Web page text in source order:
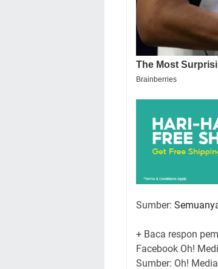
Sumber:
+ Baca respon
Facebook Oh!
Sumber: Oh! Media